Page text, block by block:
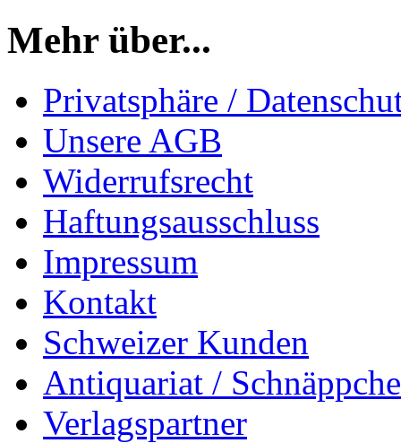
Mehr über...
Privatsphäre /
Unsere AGB
Widerrufsrecht
Haftungsausschluss
Impressum
Kontakt
Schweizer Kunden
Antiquariat /
Verlagspartner